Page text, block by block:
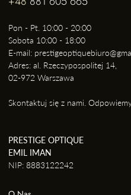
Pon - Pt. 10:00 - 20:00
Sobota 10:00 - 18:00
E-mail:
Adres: al. Rzeczypospolitej 14,
02-972 Warszawa
Skontaktuj się z nami.
PRESTIGE OPTIQUE
EMIL IMAN
NIP: 8883122242